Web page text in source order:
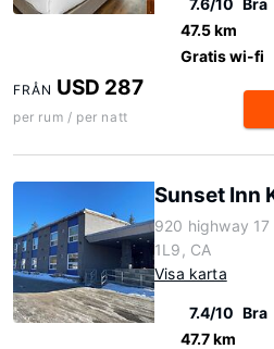
7.6/10 Bra
47.5 km
Gratis wi-fi
FRÅN USD 287
per rum / per natt
Sunset Inn
920 highway
1L9, CA
Visa karta
7.4/10 Bra
47.7 km